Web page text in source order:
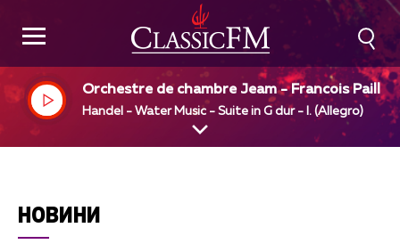
Orchestre de chambre Jeam - Francois
Jean - rancois Paillard, dir
Handel - Water Music - Suite in G dur - I. (Allegro)
НОВИНИ